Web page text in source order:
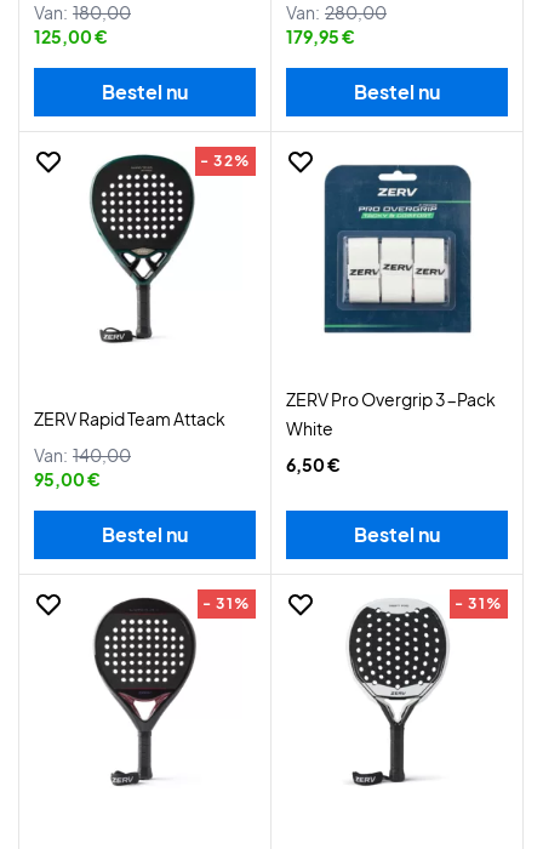
Van: 180,00
125,00 €
Bestel nu
Van: 280,00
179,95 €
Bestel nu
- 32%
ZERV Rapid Team Attack
Van: 140,00
95,00 €
Bestel nu
ZERV Pro Overgrip 3-Pack
White
6,50 €
Bestel nu
- 31% - 31%